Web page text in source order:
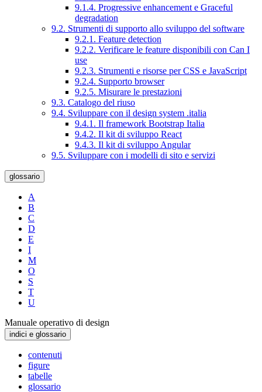
9.1.4. Progressive enhancement e Graceful
degradation
9.2. Strumenti di supporto allo sviluppo del software
9.2.1. Feature detection
9.2.2. Verificare le feature disponibili con Can I
use
9.2.3. Strumenti e risorse per CSS e JavaScript
9.2.4. Supporto browser
9.2.5. Misurare le prestazioni
9.3. Catalogo del riuso
9.4. Sviluppare con il design system .italia
9.4.1. Il framework Bootstrap Italia
9.4.2. Il kit di sviluppo React
9.4.3. Il kit di sviluppo Angular
9.5. Sviluppare con i modelli di sito e servizi
glossario
A
B
C
D
E
I
M
O
S
T
U
Manuale operativo di design
indici e glossario
contenuti
figure
tabelle
glossario